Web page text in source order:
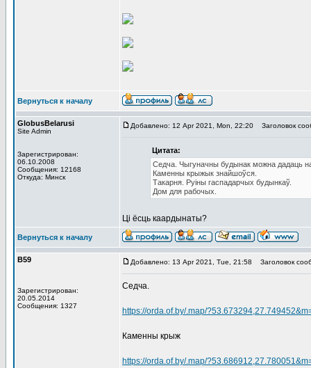
Вернуться к началу
GlobusBelarusi
Site Admin
Зарегистрирован:
06.10.2008
Сообщения: 12168
Откуда: Минск
Добавлено: 12 Apr 2021, Mon, 22:20 Заголовок
Цитата:
Седча. Чыгуначны будынак можна дадаць
Каменны крыжык знайшоўся.
Такарня. Руіны гаспадарчых будынкаў.
Дом для рабочых.
Ці ёсць каардынаты?
Вернуться к началу
В59
Зарегистрирован:
20.05.2014
Сообщения: 1327
Добавлено: 13 Apr 2021, Tue, 21:58 Заголовок
Седча.
https://orda.of.by/.map/
Каменны крыж
https://orda.of.by/.map/